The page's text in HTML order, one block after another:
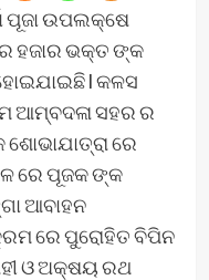
ପୂଜା ଉପଲକ୍ଷେ
ହଜାର ଭକ୍ତ ଙ୍କ
l କଳସ
ଆମ୍ବଦଳା ସହର ର
ରେ
ରେ ପୂଜକ ଙ୍କ
ଆବାହନ
ରେ ପୁରୋହିତ ବିପିନ
ଓ ଅକ୍ଷୟ ରଥ